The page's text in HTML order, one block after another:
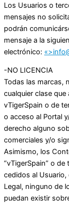
Los Usuarios o
mensajes no
podrán
mensaje a la
electrónico: «>
-NO LICENCIA
Todas las marcas,
cualquier clase
vTigerSpain o de
o acceso al Portal
derecho alguno
comerciales y/o
Asimismo, los
“vTigerSpain” o
cedidos al
Legal, ninguno de
puedan existir